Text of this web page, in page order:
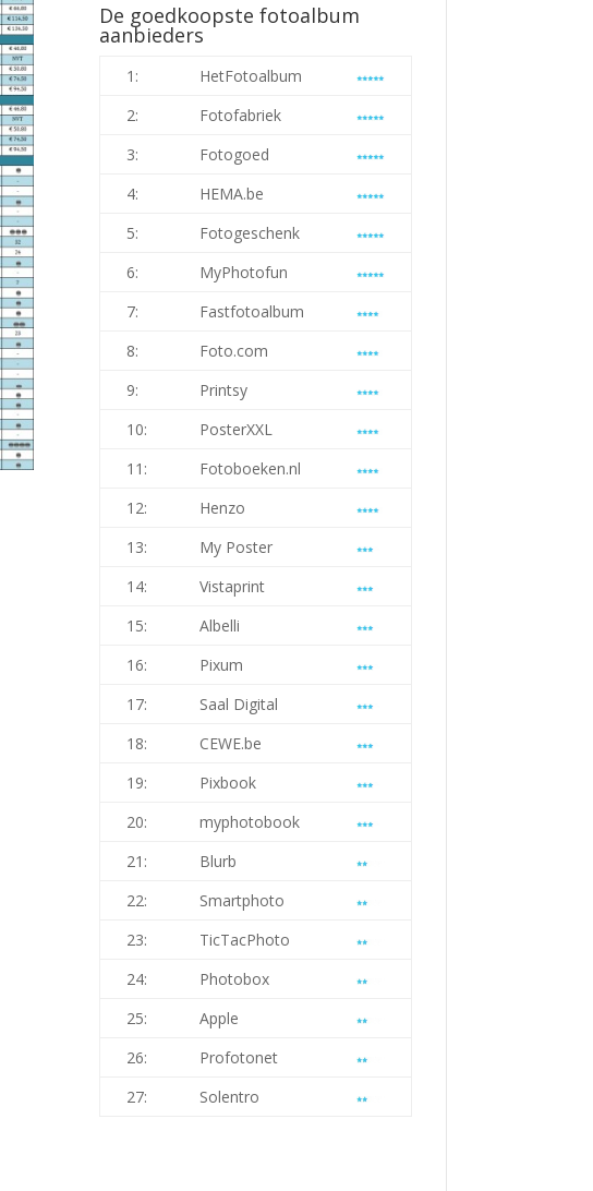
De goedkoopste fotoalbum
aanbieders
1:
HetFotoalbum
2:
Fotofabriek
3:
Fotogoed
4:
HEMA.be
5:
Fotogeschenk
6:
MyPhotofun
7:
Fastfotoalbum
8:
Foto.com
9:
Printsy
10:
PosterXXL
11:
Fotoboeken.nl
12:
Henzo
13:
My Poster
14:
Vistaprint
15:
Albelli
16:
Pixum
17:
Saal Digital
18:
CEWE.be
19:
Pixbook
20:
myphotobook
21:
Blurb
22:
Smartphoto
23:
TicTacPhoto
24:
Photobox
25:
Apple
26:
Profotonet
27:
Solentro